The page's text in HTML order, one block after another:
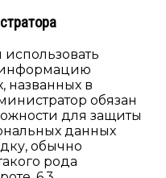
использовать
названных в
обязан
для защиты
данных
обычно
рода